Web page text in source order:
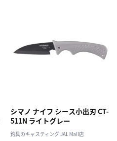
シマノ ナイフ シース小出刃 CT-
511N ライトグレー
釣具のキャスティング JAL Mall店